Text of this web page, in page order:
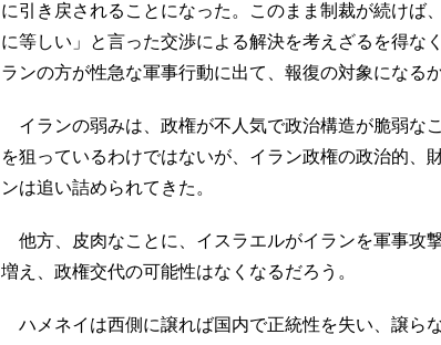
に引き戻されることになった。このまま制裁が続けば
に等しい」と言った交渉による解決を考えざるを得な
ランの方が性急な軍事行動に出て、報復の対象になる
イランの弱みは、政権が不人気で政治構造が脆弱な
を狙っているわけではないが、イラン政権の政治的、
ンは追い詰められてきた。
他方、皮肉なことに、イスラエルがイランを軍事攻
増え、政権交代の可能性はなくなるだろう。
ハメネイは西側に譲れば国内で正統性を失い、譲ら